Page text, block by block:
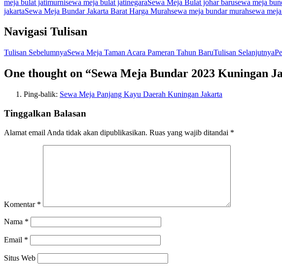
meja bulat jatimurnisewa meja bulat jatinegaraSewa Meja Bulat johar barusewa meja
jakartaSewa Meja Bundar Jakarta Barat Harga Murahsewa meja bundar murahsewa
Navigasi Tulisan
Tulisan SebelumnyaSewa Meja Taman Acara Pameran Tahun BaruTulisan Selanjutnya
One thought on “Sewa Meja Bundar 2023 Kuningan
Ping-balik: Sewa Meja Panjang Kayu Daerah Kuningan Jakarta
Tinggalkan Balasan
Alamat email Anda tidak akan dipublikasikan. Ruas yang wajib ditandai *
Komentar *
Nama *
Email *
Situs Web